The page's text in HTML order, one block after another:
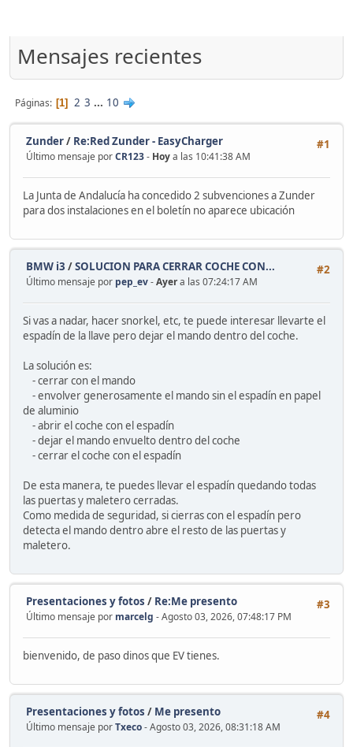
Mensajes recientes
Páginas 1 2 3 ... 10
#1
Zunder/ Re:Red Zunder - EasyCharger
Último mensaje porCR123- Hoya las 10:41:38 AM
La Junta de Andalucía ha concedido 2 subvenciones a Zunder
para dos instalaciones en el boletín no aparece ubicación
#2
BMW i3 /SOLUCION PARA CERRAR COCHE CON...
Último mensaje por pep_ev-Ayera las 07:24:17 AM
Si vas a nadar, hacer snorkel, etc, te puede interesar llevarte el
espadín de la llave pero dejar el mando dentro del coche.
La solución es:
- cerrar con el mando
- envolver generosamente el mando sin el espadín en papel
de aluminio
- abrir el coche con el espadín
- dejar el mando envuelto dentro del coche
- cerrar el coche con el espadín
De esta manera, te puedes llevar el espadín quedando todas
las puertas y maletero cerradas.
Como medida de seguridad, si cierras con el espadín pero
detecta el mando dentro abre el resto de las puertas y
maletero.
#3
Presentaciones y fotos / Re:Me presento
Último mensaje por marcelg - Agosto 03, 2026, 07:48:17 PM
bienvenido, de paso dinos que EV tienes.
#4
Presentaciones y fotos / Me presento
Último mensaje porTxeco- Agosto 03, 2026, 08:31:18 AM